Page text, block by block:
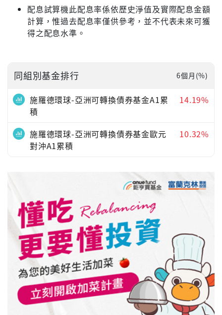
配息試算機此配息率係依歷史淨值及實際配息金額
計算，惟過去配息率僅供參考，並不代表未來可獲
得之配息水準。
同組別基金排行 6個月(%)
施羅德環球-亞洲可轉換債券基金A1累
積
14.19%
施羅德環球-亞洲可轉換債券基金歐元
對沖A1累積
10.32%